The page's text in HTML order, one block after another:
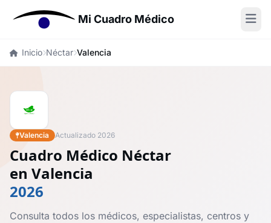
Mi Cuadro Médico
Inicio Néctar Valencia
Valencia Actualizado 2026
Cuadro Médico Néctar
en Valencia
2026
Consulta todos los médicos, especialistas, centros y